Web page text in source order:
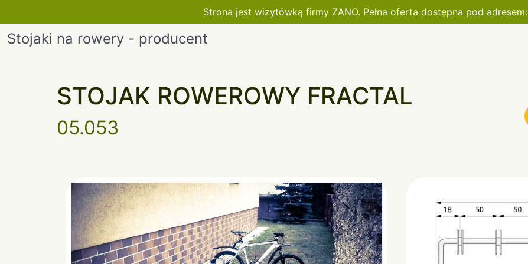
Strona jest wizytówką firmy ZANO. Pełna oferta dostępna pod adresem:
Stojaki na rowery - producent
STOJAK ROWEROWY FRACTAL
05.053